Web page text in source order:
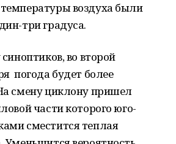
воздуха были
три градуса.
во второй
погода будет более
смену циклону пришел
части которого юго-
сместится теплая